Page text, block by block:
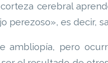
cerebral
perezoso», es decir,
ambliopía, pero